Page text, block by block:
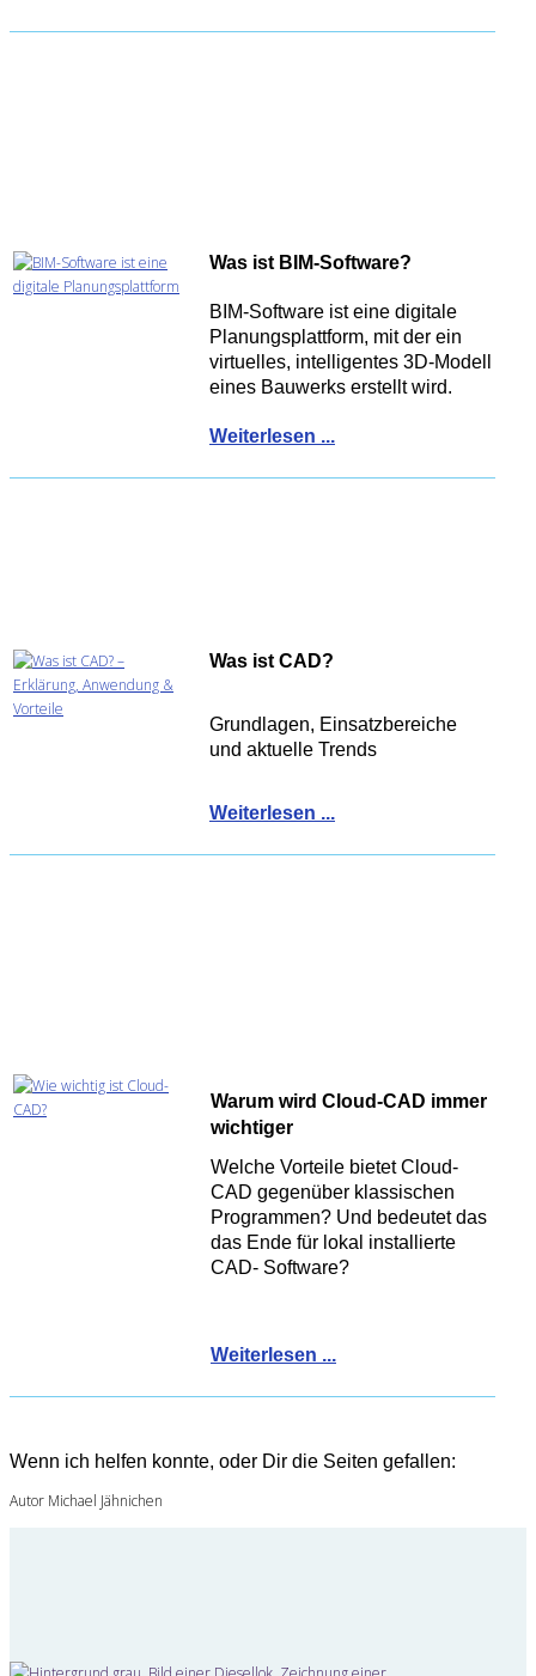
Was ist BIM-Software?
BIM-Software ist eine digitale
Planungsplattform, mit der ein
virtuelles, intelligentes 3D-Modell
eines Bauwerks erstellt wird.
Weiterlesen ...
Was ist CAD?
Grundlagen, Einsatzbereiche
und aktuelle Trends
Weiterlesen ...
Warum wird Cloud-CAD immer
wichtiger
Welche Vorteile bietet Cloud-
CAD gegenüber klassischen
Programmen? Und bedeutet das
das Ende für lokal installierte
CAD- Software?
Weiterlesen ...
Wenn ich helfen konnte, oder Dir die Seiten gefallen:
Autor Michael Jähnichen